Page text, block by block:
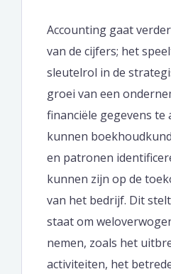
Accounting gaat
van de cijfers; het
sleutelrol in de
groei van een
financiële gegevens te
kunnen
en patronen
kunnen zijn op de
van het bedrijf. Dit
staat om
nemen, zoals het
activiteiten, het